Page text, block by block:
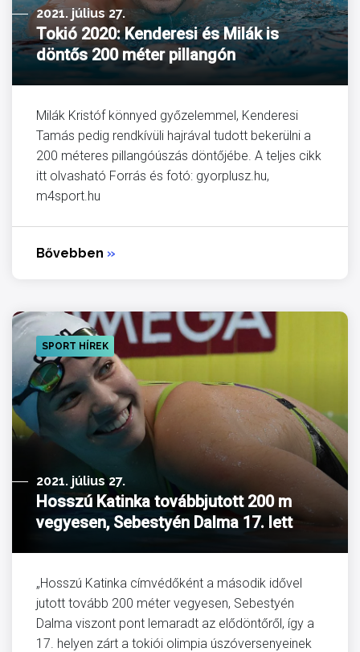
2021. július 27.
Tokió 2020: Kenderesi és Milák is
döntős 200 méter pillangón
Milák Kristóf könnyed győzelemmel, Kenderesi
Tamás pedig rendkívüli hajrával tudott bekerülni a
200 méteres pillangóúszás döntőjébe. A teljes cikk
itt olvasható Forrás és fotó: gyorplusz.hu,
m4sport.hu
Bővebben »
SPORT HÍREK
2021. július 27.
Hosszú Katinka továbbjutott 200 m
vegyesen, Sebestyén Dalma 17. lett
„Hosszú Katinka címvédőként a második idővel
jutott tovább 200 méter vegyesen, Sebestyén
Dalma viszont pont lemaradt az elődöntőről, így a
17. helyen zárt a tokiói olimpia úszóversenyeinek